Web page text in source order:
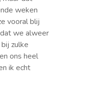
weken
vooral blij
we alweer
zulke
ons heel
ik echt